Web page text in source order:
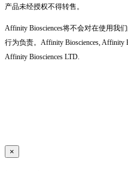
产品未经授权不得转售。
Affinity Biosciences将不会对在使用我
行为负责。Affinity Biosciences, Affinity
Affinity Biosciences LTD.
×